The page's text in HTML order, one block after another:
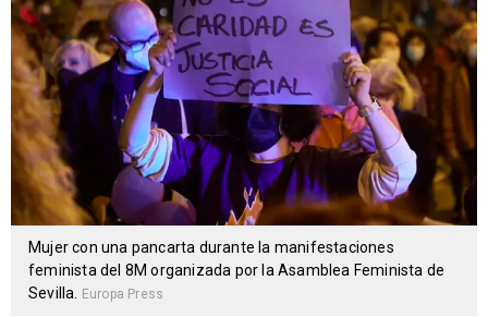
Mujer con una pancarta durante la manifestaciones
feminista del 8M organizada por la Asamblea Feminista de
Sevilla.
Europa Press